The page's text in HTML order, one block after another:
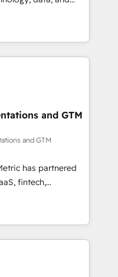
results. Founded in
LATAM, and
in building
success
human insight
designs solutions
and
•
EMEA Impact
HubSpot
• Proprietary
team:
Grow
and GTM
and GTM
has partnered
fintech,
industries. With
we deliver scalable
challenges.